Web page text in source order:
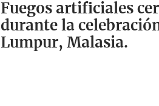
Fuegos artificiales
durante la
Lumpur, Malasia.